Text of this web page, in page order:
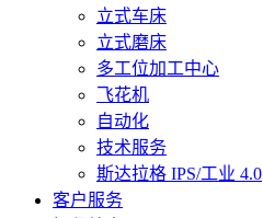
立式车床
立式磨床
多工位加工中心
飞花机
自动化
技术服务
斯达拉格 IPS/工业 4.0
客户服务